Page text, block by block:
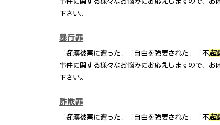
下さい。
暴行罪
「痴漢被害に遭った」「自白を強要された」「不起
事件に関する様々なお悩みにお応えしますので、お
下さい。
詐欺罪
「痴漢被害に遭った」「自白を強要された」「不起